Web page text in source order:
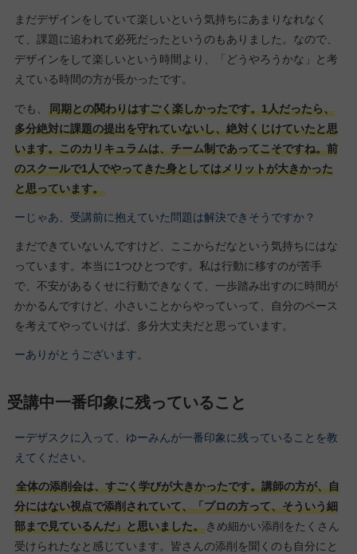
まだデザインをしていて楽しいという気持ちにあまりなれなく
て、課題に追われて必死だったというのもありました。なので、
デザインをして楽しいという時間より、「どうやろうかな」と考
えている時間の方が長かったです。
でも、
同期との関わりはすごく楽しかったです。1人だったら、
多分絶対に課題の提出を守れていないし、絶対くじけていたと思
います。このカリキュラムは、チーム制であってこそですね。前
のスクールで1人でやってきた身としてはメリットが大きかった
と思っています。
ーじゃあ、受講前に抱えていた問題は解決できそうですか？
まだできていないんですけど、ここからだなという気持ちにはな
っています。本当に1つひとつです。私は行動に移すのが苦手
で、不安があるくせに行動できなくて、一歩踏み出すのに時間が
かかるんですけど、小さいことからやっていって、自分のペース
を考えてやっていけば、多分大丈夫だと思っています。
ーありがとうございます。
受講中一番印象に残っていること
ーデザスクに入って、ゆーみんが一番印象に残っていることを教
えてください。
全体の添削会は、すごく学びが大きかったです。講師の方が、自
分にはない視点で添削されていて、「プロの方って、そういう細
部まで見ているんだ」と思いました。きめ細かい添削をたくさん
受けられたなと感じています。皆さんの添削を聞くのも自分にと